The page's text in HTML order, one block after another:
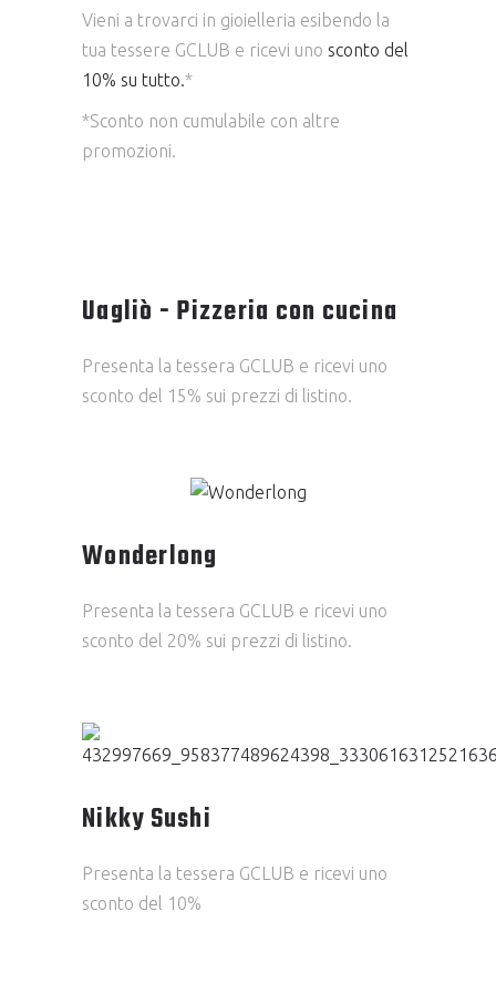
Vieni a trovarci in gioielleria esibendo la
tua tessere GCLUB e ricevi uno sconto del
10% su tutto.*
*Sconto non cumulabile con altre
promozioni.
Uagliò - Pizzeria con cucina
Presenta la tessera GCLUB e ricevi uno
sconto del 15% sui prezzi di listino.
Wonderlong
Presenta la tessera GCLUB e ricevi uno
sconto del 20% sui prezzi di listino.
Nikky Sushi
Presenta la tessera GCLUB e ricevi uno
sconto del 10%